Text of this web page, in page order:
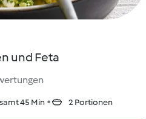
und Feta
45 Min 2 Portionen